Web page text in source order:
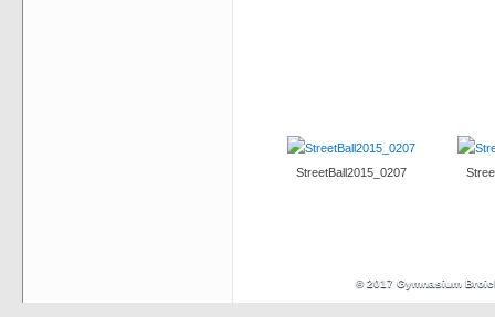
StreetBall2015_0207
© 2017 Gymnasium